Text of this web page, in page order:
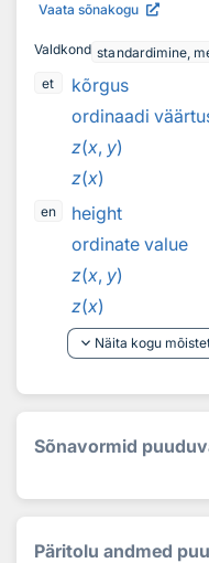
Vaata sõnakogu
Valdkond standardimine,
et
kõrgus
ordinaadi
z(x, y)
z(x)
en
height
ordinate value
z(x, y)
z(x)
keyboard_arrow_down Näita kogu
Sõnavormid
Päritolu andmed